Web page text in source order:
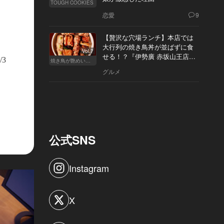
3
TOUGH COOKIES
恋愛 9
Vol.7
焼き鳥が艶めいてきた
【贅沢な穴場ランチ】本店では
大行列の焼き鳥丼が並ばずに食
せる！？『伊勢廣 赤坂山王店』
グルメ
公式SNS
Instagram
X